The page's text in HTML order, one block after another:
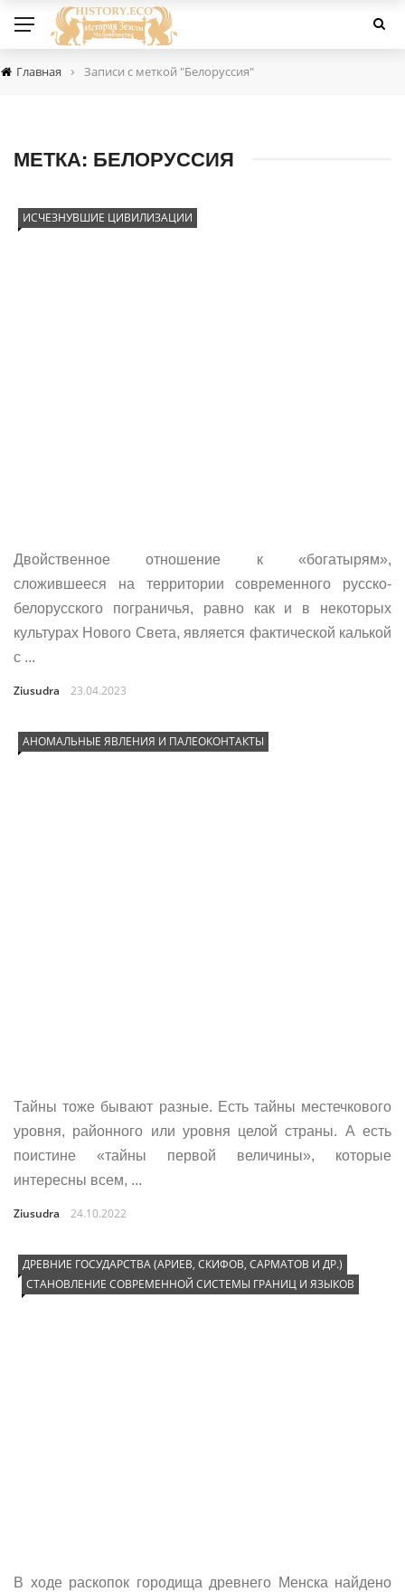
Главная › Записи с меткой "Белоруссия"
МЕТКА: БЕЛОРУССИЯ
ИСЧЕЗНУВШИЕ ЦИВИЛИЗАЦИИ
Двойственное отношение к «богатырям»,
сложившееся на территории современного русско-
белорусского пограничья, равно как и в некоторых
культурах Нового Света, является фактической калькой
с ...
Ziusudra 23.04.2023
АНОМАЛЬНЫЕ ЯВЛЕНИЯ И ПАЛЕОКОНТАКТЫ
Тайны тоже бывают разные. Есть тайны местечкового
уровня, районного или уровня целой страны. А есть
поистине «тайны первой величины», которые
интересны всем, ...
Ziusudra 24.10.2022
ДРЕВНИЕ ГОСУДАРСТВА (АРИЕВ, СКИФОВ, САРМАТОВ И ДР.)
СТАНОВЛЕНИЕ СОВРЕМЕННОЙ СИСТЕМЫ ГРАНИЦ И ЯЗЫКОВ
В ходе раскопок городища древнего Менска найдено